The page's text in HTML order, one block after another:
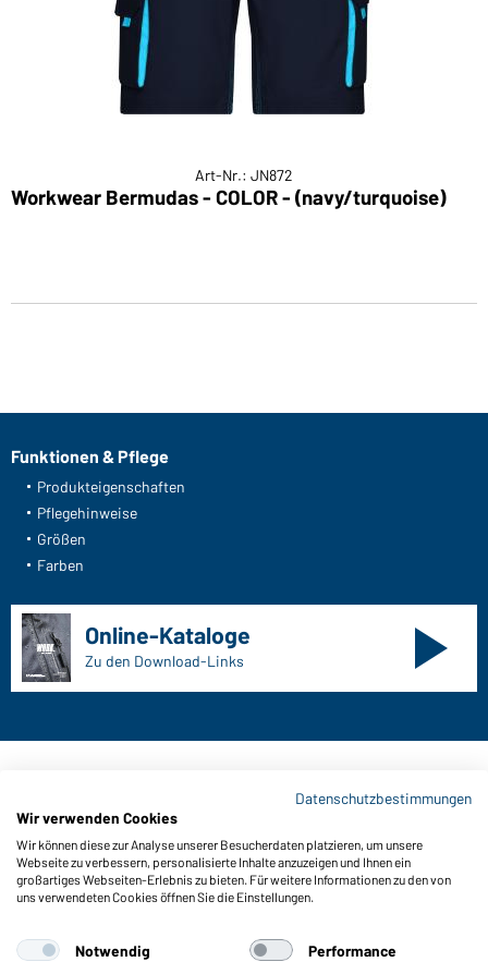
Art-Nr.: JN872
Workwear Bermudas - COLOR - (navy/turquoise)
Funktionen & Pflege
Produkteigenschaften
Pflegehinweise
Größen
Farben
Online-Kataloge
Zu den Download-Links
Gustav Daiber GmbH
Vor dem Weißen Stein 25-31
D-72461 Albstadt
Zu den Katalogen
Datenschutzbestimmungen
Wir verwenden Cookies
Wir können diese zur Analyse unserer Besucherdaten platzieren, um unsere
Webseite zu verbessern, personalisierte Inhalte anzuzeigen und Ihnen ein
großartiges Webseiten-Erlebnis zu bieten. Für weitere Informationen zu den von
uns verwendeten Cookies öffnen Sie die Einstellungen.
Notwendig Performance